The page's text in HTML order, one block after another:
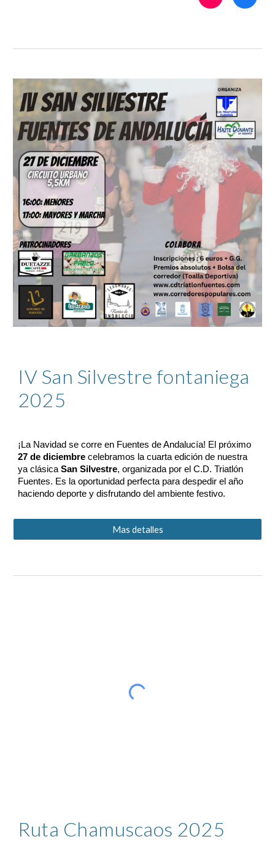
IV San Silvestre fontaniega
2025
¡La Navidad se corre en Fuentes de Andalucía! El próximo
27 de diciembre celebramos la cuarta edición de nuestra
ya clásicaSan Silvestre, organizada por el C.D. Triatlón
Fuentes. Es la oportunidad perfecta para despedir el año
haciendo deporte y disfrutando del ambiente festivo.
Mas detalles
Ruta Chamuscaos 2025